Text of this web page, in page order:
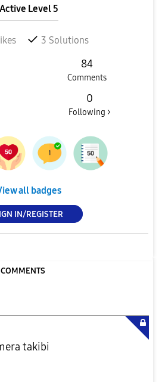
Active Level 5
3 Solutions
84
Comments
0
Following >
all badges
IN/REGISTER
COMMENTS
takibi